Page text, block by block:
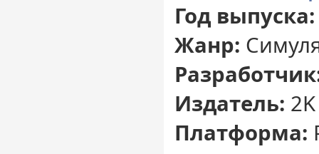
Год выпуска:
Жанр:
Издатель: 2K
Платформа: